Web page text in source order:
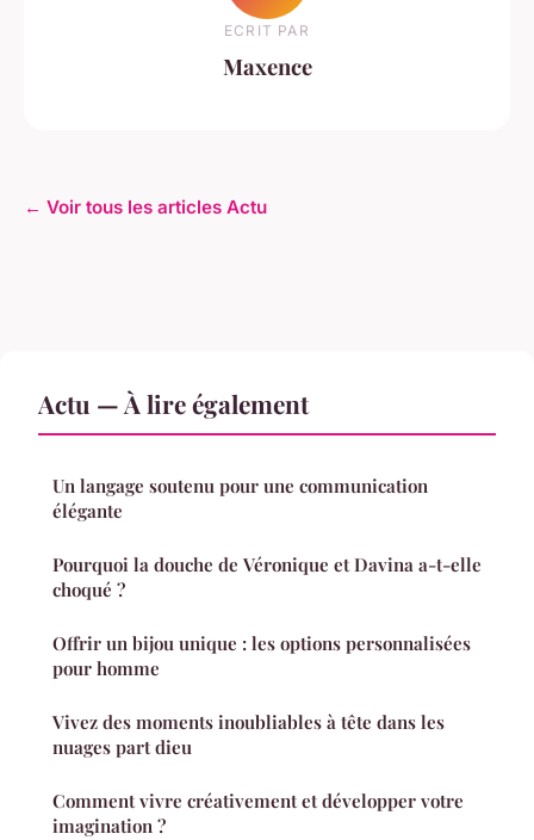
ECRIT PAR
Maxence
← Voir tous les articles Actu
Actu — À lire également
Un langage soutenu pour une communication
élégante
Pourquoi la douche de Véronique et Davina a-t-elle
choqué ?
Offrir un bijou unique : les options personnalisées
pour homme
Vivez des moments inoubliables à tête dans les
nuages part dieu
Comment vivre créativement et développer votre
imagination ?